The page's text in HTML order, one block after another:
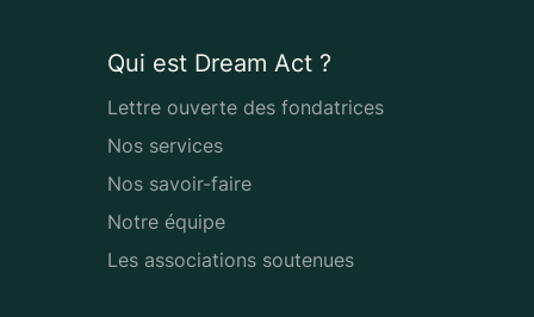
Qui est Dream Act ?
Lettre ouverte des fondatrices
Nos services
Nos savoir-faire
Notre équipe
Les associations soutenues